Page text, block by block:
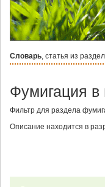
Словарь, статья из
Фумигация в
Фильтр для раздела
Описание находится в